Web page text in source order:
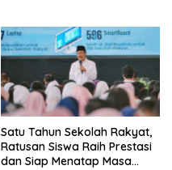
Satu Tahun Sekolah Rakyat,
Ratusan Siswa Raih Prestasi
dan Siap Menatap Masa